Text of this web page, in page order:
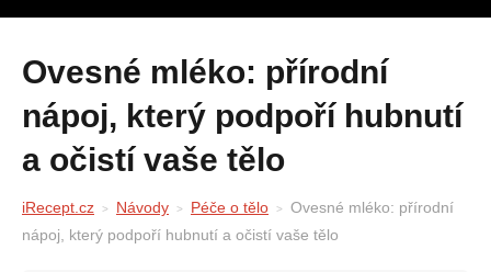
Ovesné mléko: přírodní
nápoj, který podpoří hubnutí
a očistí vaše tělo
iRecept.cz Návody Péče o tělo
Ovesné mléko: přírodní
nápoj, který podpoří hubnutí a očistí vaše tělo